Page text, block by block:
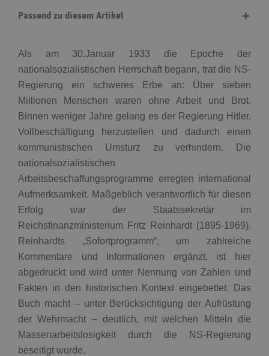
Passend zu diesem Artikel
Als am 30.Januar 1933 die Epoche der
nationalsozialistischen Herrschaft begann, trat die NS-
Regierung ein schweres Erbe an: Über sieben
Millionen Menschen waren ohne Arbeit und Brot.
Binnen weniger Jahre gelang es der Regierung Hitler,
Vollbeschäftigung herzustellen und dadurch einen
kommunistischen Umsturz zu verhindern. Die
nationalsozialistischen
Arbeitsbeschaffungsprogramme erregten international
Aufmerksamkeit. Maßgeblich verantwortlich für diesen
Erfolg war der Staatssekretär im
Reichsfinanzministerium Fritz Reinhardt (1895-1969).
Reinhardts „Sofortprogramm“, um zahlreiche
Kommentare und Informationen ergänzt, ist hier
abgedruckt und wird unter Nennung von Zahlen und
Fakten in den historischen Kontext eingebettet. Das
Buch macht – unter Berücksichtigung der Aufrüstung
der Wehrmacht – deutlich, mit welchen Mitteln die
Massenarbeitslosigkeit durch die NS-Regierung
beseitigt wurde.